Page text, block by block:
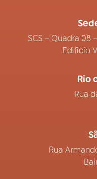
SCS – Quadra 08
Edifício
Rio
Rua
Rua